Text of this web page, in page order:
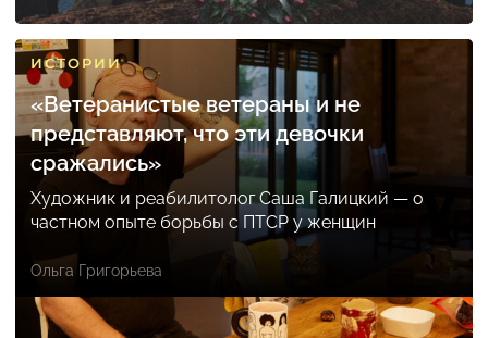
ИСТОРИИ
«Ветеранистые ветераны и не
представляют, что эти девочки
сражались»
Художник и реабилитолог Саша Галицкий — о
частном опыте борьбы с ПТСР у женщин
Ольга Григорьева